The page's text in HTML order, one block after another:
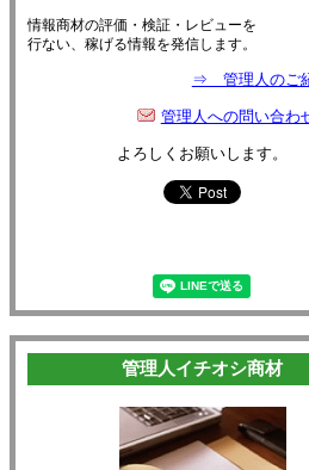
情報商材の評価・検証・レビューを
行ない、稼げる情報を発信します。
⇒ 管理人のご
管理人への問い合わ
よろしくお願いします。
管理人イチオシ商材